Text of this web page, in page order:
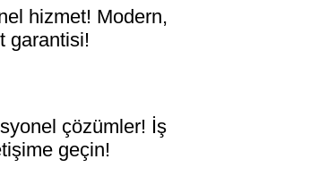
hizmet! Modern,
garantisi!
çözümler! İş
geçin!